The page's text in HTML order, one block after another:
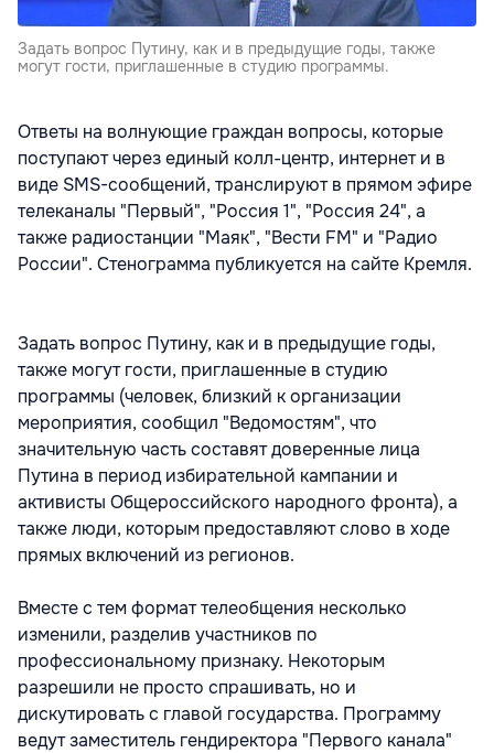
Задать вопрос Путину, как и в предыдущие годы, также
могут гости, приглашенные в студию программы.
Ответы на волнующие граждан вопросы, которые
поступают через единый колл-центр, интернет и в
виде SMS-сообщений, транслируют в прямом эфире
телеканалы "Первый", "Россия 1", "Россия 24", а
также радиостанции "Маяк", "Вести FM" и "Радио
России". Стенограмма публикуется на сайте Кремля.
Задать вопрос Путину, как и в предыдущие годы,
также могут гости, приглашенные в студию
программы (человек, близкий к организации
мероприятия, сообщил "Ведомостям", что
значительную часть составят доверенные лица
Путина в период избирательной кампании и
активисты Общероссийского народного фронта), а
также люди, которым предоставляют слово в ходе
прямых включений из регионов.
Вместе с тем формат телеобщения несколько
изменили, разделив участников по
профессиональному признаку. Некоторым
разрешили не просто спрашивать, но и
дискутировать с главой государства. Программу
ведут заместитель гендиректора "Первого канала"